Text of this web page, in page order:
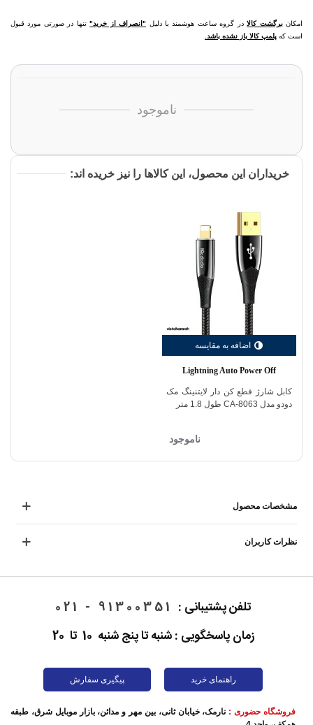
امکانبرگشت کالادر گروه ساعت هوشمند با دلیل "انصراف از خرید"تنها در صورتی مورد قبول
است که پلمپ کالا باز نشده باشد.
ناموجود
خریداران این محصول، این کالاها را نیز خریده اند:
اضافه به مقایسه
Lightning Auto Power Off
کابل شارژ قطع کن دار لایتنینگ مک
دودو مدل CA-8063 طول 1.8 متر
ناموجود
مشخصات محصول
نظرات کاربران
تلفن پشتیبانی : 91300351 - 021
زمان پاسخگویی : شنبه تا پنج شنبه 10 تا 20
راهنمای خرید پیگیری سفارش
فروشگاه حضوری : نارمک، خیابان ثانی، بین مهر و مدائن، بازار موبایل شرق، طبقه